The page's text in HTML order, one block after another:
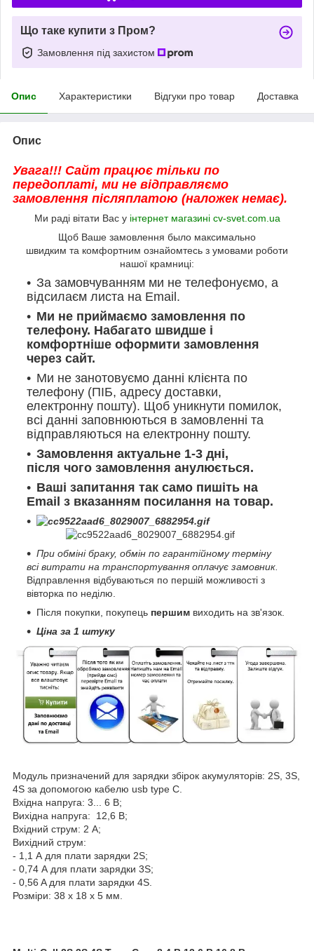
Що таке купити з Пром?
Замовлення під захистом
Опис Характеристики Відгуки про товар Доставка
Опис
Увага!!! Сайт працює тільки по
передоплаті, ми не відправляємо
замовлення післяплатою (наложек немає).
Ми раді вітати Вас у інтернет магазині cv-svet.com.ua
Щоб Ваше замовлення было максимально
швидким та комфортним ознайомтесь з умовами роботи
нашої крамниці:
За замовчуванням ми не телефонуємо, а
відсилаєм листа на Email.
Ми не приймаємо замовлення по
телефону. Набагато швидше і
комфортніше оформити замовлення
через сайт.
Ми не занотовуємо данні клієнта по
телефону (ПІБ, адресу доставки,
електронну пошту). Щоб уникнути помилок,
всі данні заповнюються в замовленні та
відправляються на електронну пошту.
Замовлення актуальне 1-3 дні,
після чого замовлення анулюється.
Ваші запитання так само пишіть на
Email з вказанням посилання на товар.
При обміні браку, обмін по гарантійному терміну
всі витрати на транспортування оплачує замовник.
Відправлення відбуваються по першій можливості з
вівторка по неділю.
Після покупки, покупець першим виходить на зв'язок.
Ціна за 1 штуку
Модуль призначений для зарядки збірок акумуляторів: 2S, 3S,
4S за допомогою кабелю usb type C.
Вхідна напруга: 3... 6 В;
Вихідна напруга: 12,6 В;
Вхідний струм: 2 А;
Вихідний струм:
- 1,1 А для плати зарядки 2S;
- 0,74 А для плати зарядки 3S;
- 0,56 A для плати зарядки 4S.
Розміри: 38 х 18 х 5 мм.